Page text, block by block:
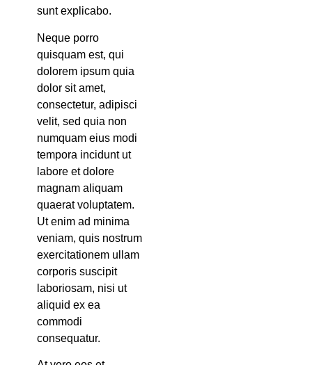
sunt explicabo.
Neque porro
quisquam est, qui
dolorem ipsum quia
dolor sit amet,
consectetur, adipisci
velit, sed quia non
numquam eius modi
tempora incidunt ut
labore et dolore
magnam aliquam
quaerat voluptatem.
Ut enim ad minima
veniam, quis nostrum
exercitationem ullam
corporis suscipit
laboriosam, nisi ut
aliquid ex ea
commodi
consequatur.